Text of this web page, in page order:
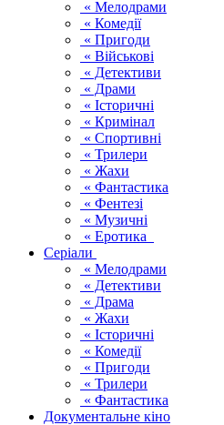
« Мелодрами
« Комедії
« Пригоди
« Військові
« Детективи
« Драми
« Історичні
« Кримінал
« Спортивні
« Трилери
« Жахи
« Фантастика
« Фентезі
« Музичні
« Еротика
Серіали
« Мелодрами
« Детективи
« Драма
« Жахи
« Історичні
« Комедії
« Пригоди
« Трилери
« Фантастика
Документальне кіно